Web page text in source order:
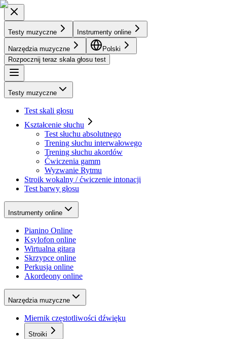
Testy muzyczne Instrumenty online
Narzędzia muzyczne
Polski
Rozpocznij teraz skala głosu test
Testy muzyczne
Test skali głosu
Kształcenie słuchu
Test słuchu absolutnego
Trening słuchu interwałowego
Trening słuchu akordów
Ćwiczenia gamm
Wyzwanie Rytmu
Stroik wokalny / ćwiczenie intonacji
Test barwy głosu
Instrumenty online
Pianino Online
Ksylofon online
Wirtualna gitara
Skrzypce online
Perkusja online
Akordeony online
Narzędzia muzyczne
Miernik częstotliwości dźwięku
Stroiki